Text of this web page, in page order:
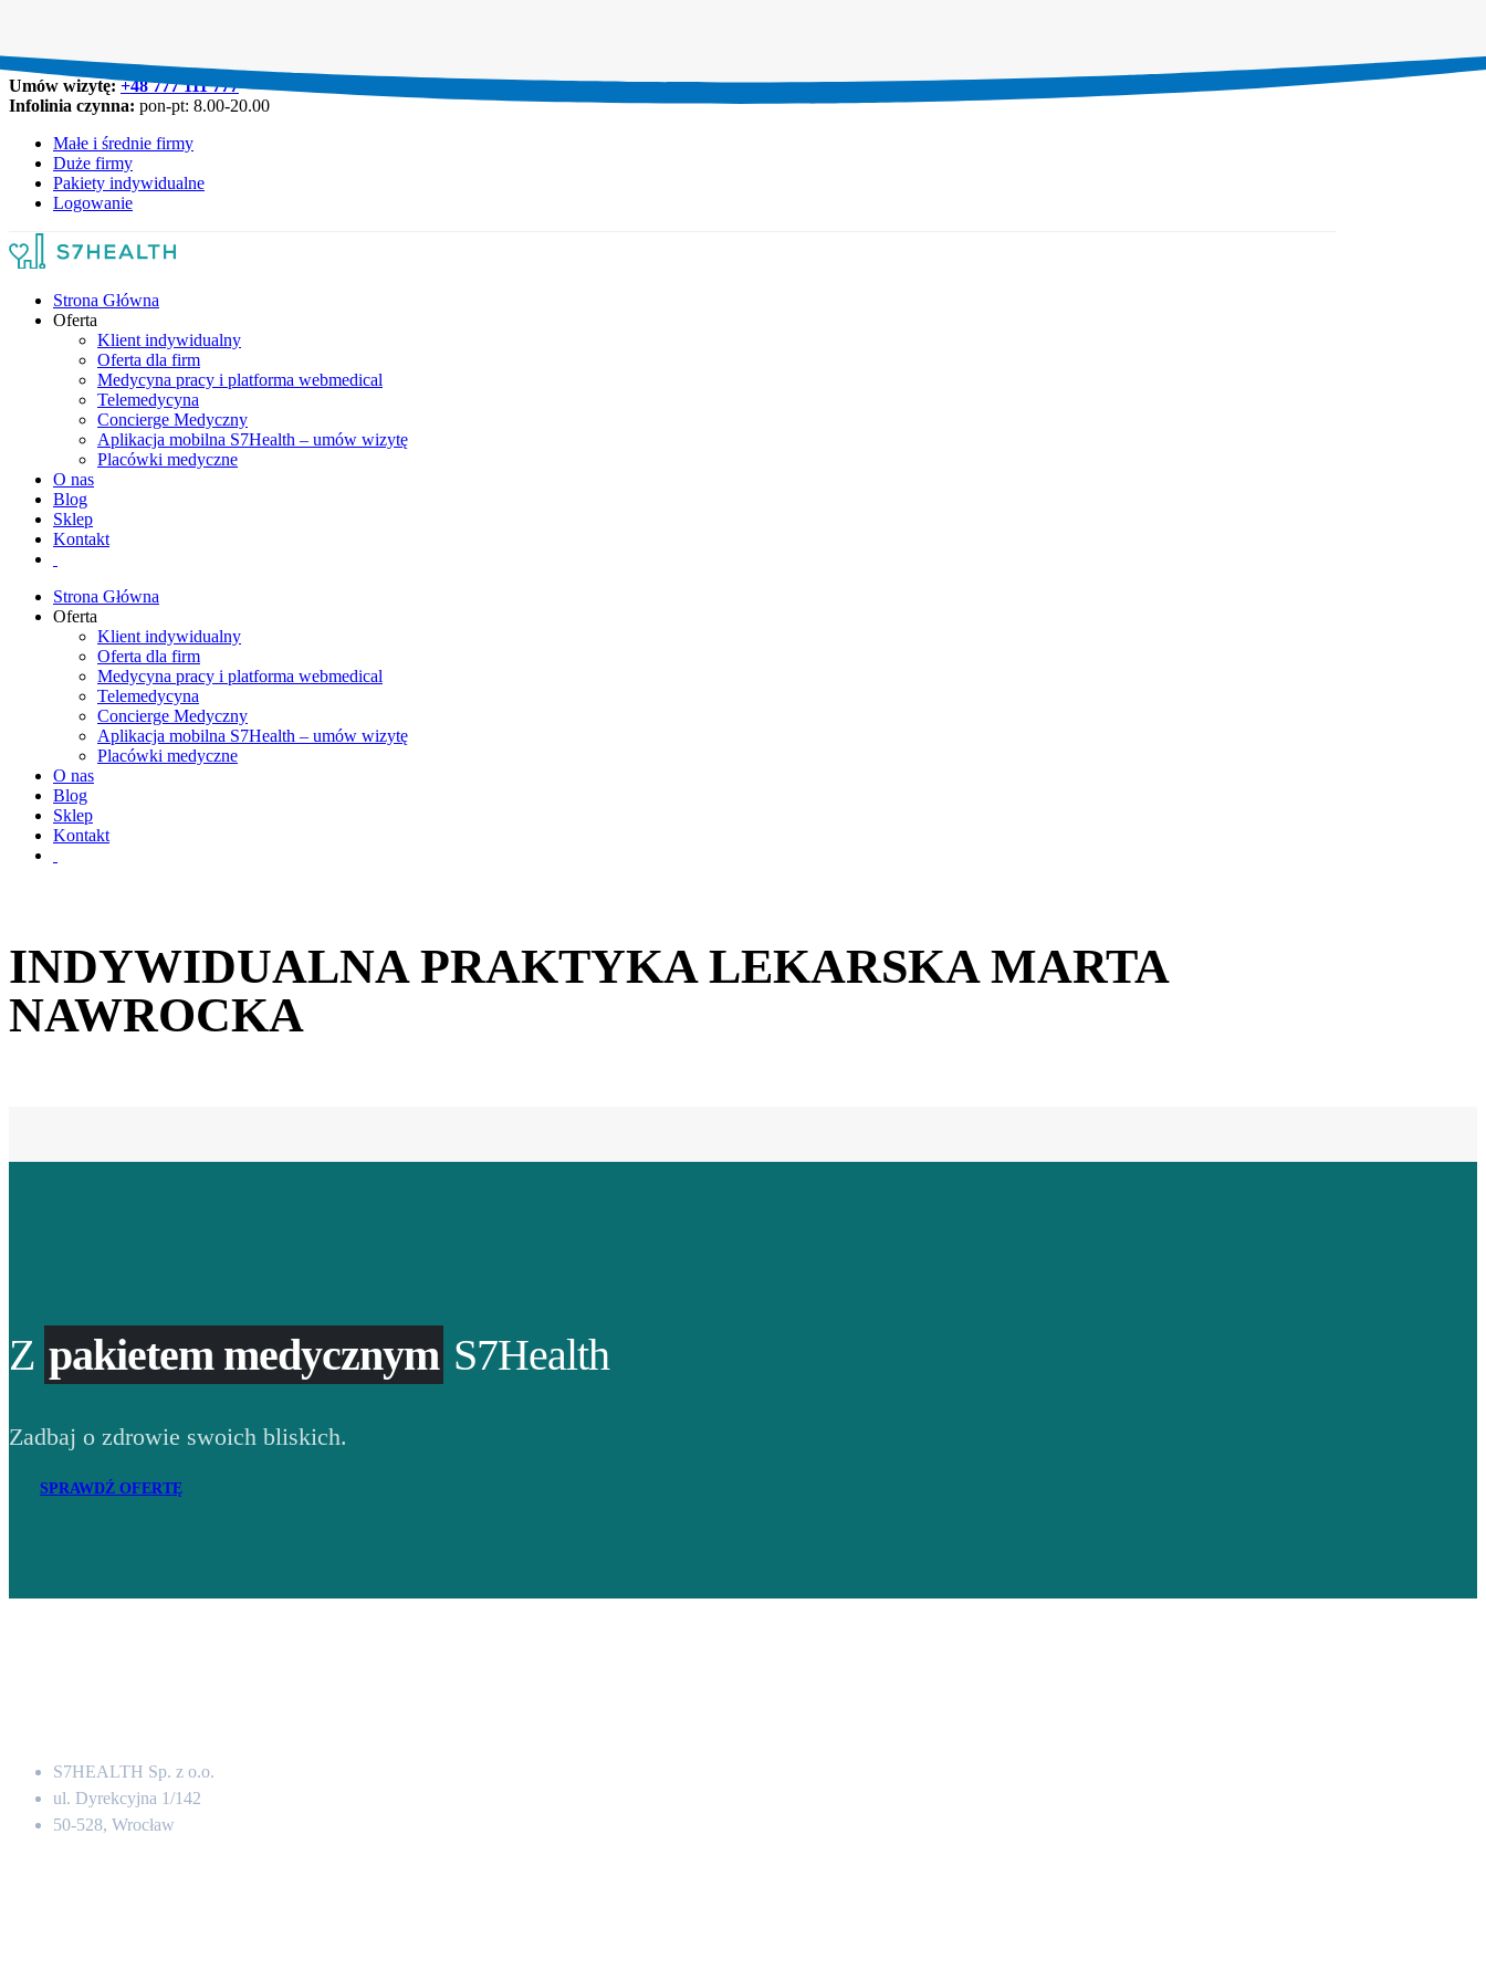
Umów wizytę:+48 777 111 777
Infolinia czynna: pon-pt: 8.00-20.00
Małe i średnie firmy
Duże firmy
Pakiety indywidualne
Logowanie
Strona Główna
Oferta
Klient indywidualny
Oferta dla firm
Medycyna pracy i platforma webmedical
Telemedycyna
Concierge Medyczny
Aplikacja mobilna S7Health – umów wizytę
Placówki medyczne
O nas
Blog
Sklep
Kontakt
Strona Główna
Oferta
Klient indywidualny
Oferta dla firm
Medycyna pracy i platforma webmedical
Telemedycyna
Concierge Medyczny
Aplikacja mobilna S7Health – umów wizytę
Placówki medyczne
O nas
Blog
Sklep
Kontakt
INDYWIDUALNA PRAKTYKA LEKARSKA MARTA
NAWROCKA
Z pakietem medycznym S7Health
Zadbaj o zdrowie swoich bliskich.
SPRAWDŹ OFERTĘ
S7HEALTH Sp. z o.o.
ul. Dyrekcyjna 1/142
50-528, Wrocław